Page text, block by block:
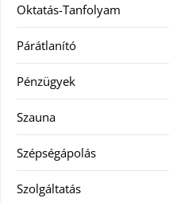
Oktatás-Tanfolyam
Párátlanító
Pénzügyek
Szauna
Szépségápolás
Szolgáltatás